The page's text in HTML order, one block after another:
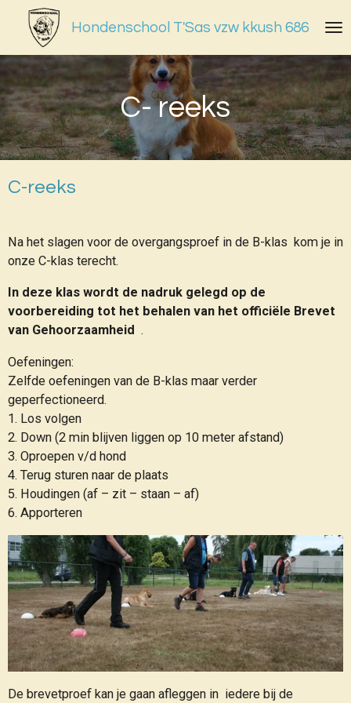
direct
naar
de
hoofdinhoud
Hondenschool T'Sas vzw kkush 686
C- reeks
C-reeks
Na het slagen voor de overgangsproef in de B-klas kom je in
onze C-klas terecht.
In deze klas wordt de nadruk gelegd op de
voorbereiding tot het behalen van het officiële Brevet
van Gehoorzaamheid .
Oefeningen:
Zelfde oefeningen van de B-klas maar verder
geperfectioneerd.
1. Los volgen
2. Down (2 min blijven liggen op 10 meter afstand)
3. Oproepen v/d hond
4. Terug sturen naar de plaats
5. Houdingen (af – zit – staan – af)
6. Apporteren
De brevetproef kan je gaan afleggen in iedere bij de